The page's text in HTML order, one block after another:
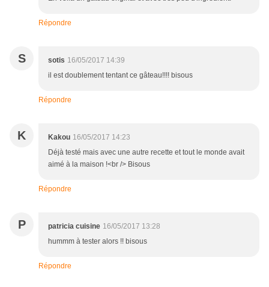
Répondre
S sotis 16/05/2017 14:39
il est doublement tentant ce gâteau!!!! bisous
Répondre
K Kakou 16/05/2017 14:23
Déjà testé mais avec une autre recette et tout le monde avait
aimé à la maison !<br /> Bisous
Répondre
P patricia cuisine 16/05/2017 13:28
hummm à tester alors !! bisous
Répondre